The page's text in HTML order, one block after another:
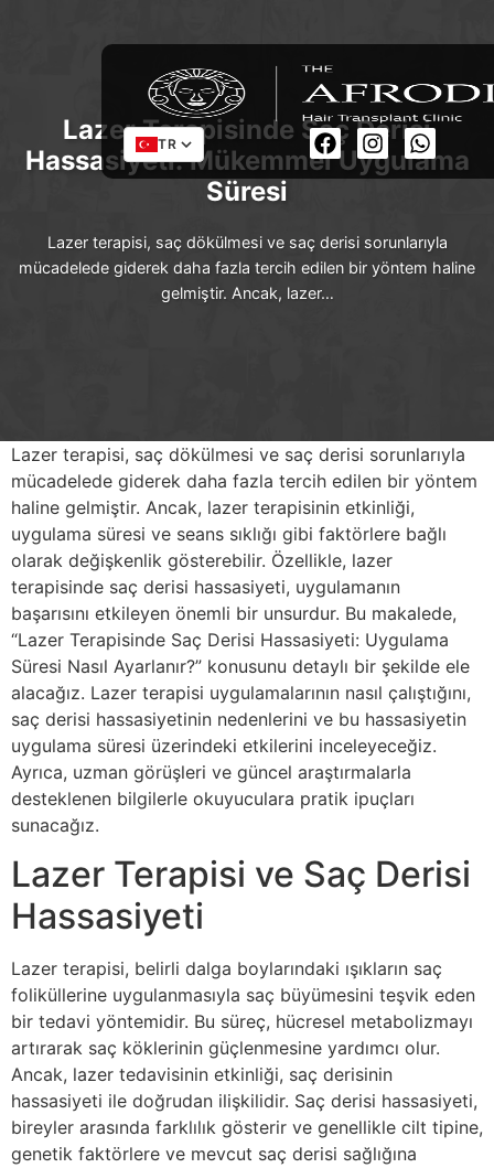
TR
Lazer Terapisinde Saç Derisi
Hassasiyeti: Mükemmel Uygulama
Süresi
Lazer terapisi, saç dökülmesi ve saç derisi sorunlarıyla
mücadelede giderek daha fazla tercih edilen bir yöntem haline
gelmiştir. Ancak, lazer…
Lazer terapisi, saç dökülmesi ve saç derisi sorunlarıyla
mücadelede giderek daha fazla tercih edilen bir yöntem
haline gelmiştir. Ancak, lazer terapisinin etkinliği,
uygulama süresi ve seans sıklığı gibi faktörlere bağlı
olarak değişkenlik gösterebilir. Özellikle, lazer
terapisinde saç derisi hassasiyeti, uygulamanın
başarısını etkileyen önemli bir unsurdur. Bu makalede,
“Lazer Terapisinde Saç Derisi Hassasiyeti: Uygulama
Süresi Nasıl Ayarlanır?” konusunu detaylı bir şekilde ele
alacağız. Lazer terapisi uygulamalarının nasıl çalıştığını,
saç derisi hassasiyetinin nedenlerini ve bu hassasiyetin
uygulama süresi üzerindeki etkilerini inceleyeceğiz.
Ayrıca, uzman görüşleri ve güncel araştırmalarla
desteklenen bilgilerle okuyuculara pratik ipuçları
sunacağız.
Lazer Terapisi ve Saç Derisi
Hassasiyeti
Lazer terapisi, belirli dalga boylarındaki ışıkların saç
foliküllerine uygulanmasıyla saç büyümesini teşvik eden
bir tedavi yöntemidir. Bu süreç, hücresel metabolizmayı
artırarak saç köklerinin güçlenmesine yardımcı olur.
Ancak, lazer tedavisinin etkinliği, saç derisinin
hassasiyeti ile doğrudan ilişkilidir. Saç derisi hassasiyeti,
bireyler arasında farklılık gösterir ve genellikle cilt tipine,
genetik faktörlere ve mevcut saç derisi sağlığına